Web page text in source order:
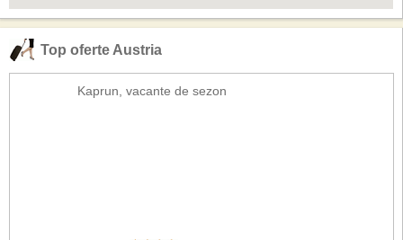
Top oferte Austria
Kaprun, vacante de sezon